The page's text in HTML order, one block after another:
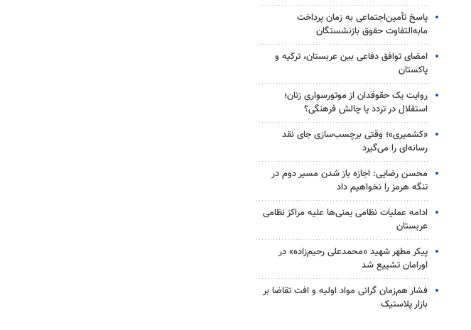
پاسخ تأمین‌اجتماعی به زمان پرداخت
مابه‌التفاوت حقوق بازنشستگان
امضای توافق دفاعی بین عربستان، ترکیه و
پاکستان
روایت یک حقوقدان از موتورسواری زنان؛
استقلال در تردد یا چالش فرهنگی؟
«کشمیری»؛ وقتی برچسب‌سازی جای نقد
رسانه‌ای را می‌گیرد
محسن رضایی: اجازه باز شدن مسیر دوم در
تنگه هرمز را نخواهیم داد
ادامه عملیات نظامی یمنی‌ها علیه مراکز نظامی
عربستان
پیکر مطهر شهید «محمدعلی رحیم‌زاده» در
اورامان تشییع شد
فشار هم‌زمان گرانی مواد اولیه و افت تقاضا بر
بازار پلاستیک